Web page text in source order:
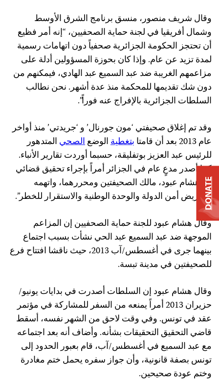
وقال شريف منصور، منسق برنامج الشرق الأوسط
وشمال أفريقيا في لجنة حماية الصحفيين، “إنه أمر فظيع
أن تحتجز الحكومة الجزائرية صحفياً دون اتهامات رسمية
لمدة تزيد عن عام. وإذا كان بحوزة المسؤولين أدلة على
مزاعمهم الغريبة ضد عبد السميع عبد الهادي، فيمكنهم من
دون شك تقديمها للمحكمة منذ عدة أشهر. نحن نطالب
السلطات الجزائرية بالإفراج عنه فوراً”.
وقد تم إغلاق صحيفتي ‘مون جورنال’ و ‘جريدتي’ منذ أواخر
عام 2013 بعد أن قامتا
بتغطيةالوضعالصحي المتدهور
للرئيس عبد العزيز بوتفليقة، حسبما أوردت تقارير الأنباء.
كما أصدر مدعٍ عام في الجزائر أمراً بإجراء تحقيق قضائي
مع هشام عبود، مالك الصحيفتين ومحررهما، واتهمه
“بتعريض أمن الدولة والوحدة الوطنية والاستقرار للخطر”.
وقال هشام عبود للجنة حماية الصحفيين إن المزاعم
الموجهة ضد عبد السميع عبد الحي نشأت بسبب اجتماع
بينهما جرى في أغسطس/آب 2013، حيث ناقشا افتتاح فرع
للصحيفتين في مدينة تبسة.
وقال هشام عبود إن السلطات أصدرت في بدايات يونيو/
حزيران 2013 أمراً يمنعه من السفر للمشاركة في مؤتمر
عقد في تونس. وفي وقت لاحق من الشهر نفسه، أسقط
قاضي التحقيق التحقيقات بشأنه. وأضاف أنه بعد اجتماعه
مع عبد السميع في أغسطس/آب، قام بعبور الحدود إلى
تونس بصفة قانونية، وأن جواز سفره يحمل ختم مغادرة
وختم عودة صحيحين.
DONATE